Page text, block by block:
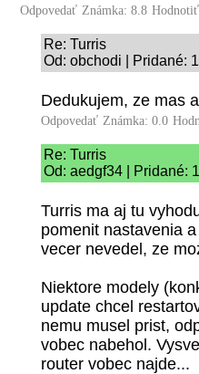
Odpovedať Známka: 8.8
Re: Turris
Od: obchodi | Pridané:
Dedukujem, ze mas
Odpovedať Známka: 0.0
Re: Turris
Od: aedgf34 | Pridané:
Turris ma aj tu
pomenit nastavenia
vecer nevedel, ze
Niektore modely
update chcel
nemu musel prist,
vobec nabehol.
router vobec najde...